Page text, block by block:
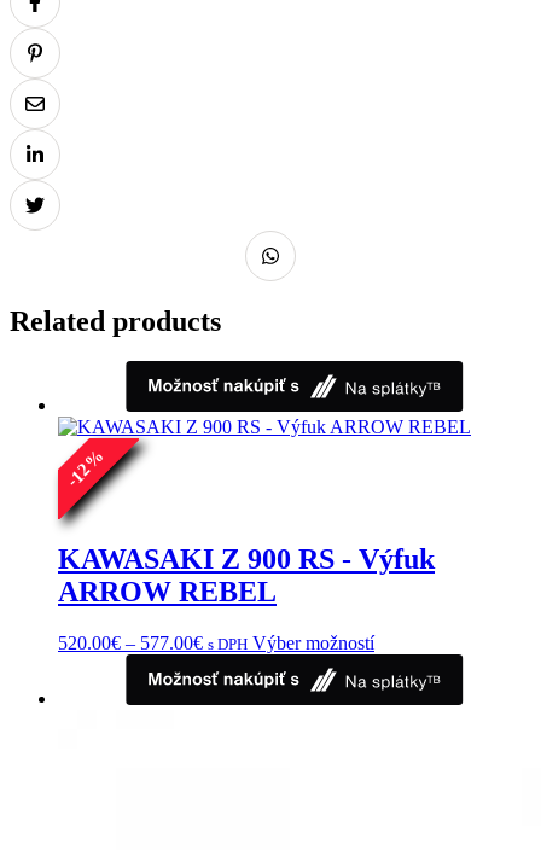
Related products
-
12
%
KAWASAKI Z 900 RS - Výfuk
ARROW REBEL
520.00€ – 577.00€Price
520.00€
through
s DPH Výber možnostíTento
má
viacero